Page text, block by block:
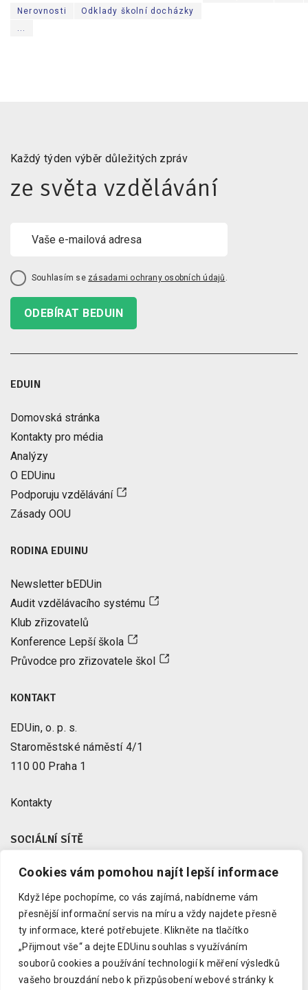
Cookies vám pomohou najít lepší informace
Když lépe pochopíme, co vás zajímá, nabídneme vám
přesnější informační servis na míru a vždy najdete přesně
ty informace, které potřebujete.
Klikněte na tlačítko
„Přijmout vše“ a dejte EDUinu souhlas s využíváním
souborů cookies a používání technologií k měření výsledků
vašeho brouzdání nebo k přizpůsobení webové stránky k
Nerovnosti
Odklady školní docházky
...
Každý týden výběr důležitých zpráv
ze světa vzdělávání
Souhlasím se zásadami ochrany osobních údajů .
ODEBÍRAT BEDUIN
EDUIN
Domovská stránka
Kontakty pro média
Analýzy
O EDUinu
Podporuju vzdělávání
Zásady OOU
RODINA EDUINU
Newsletter bEDUin
Audit vzdělávacího systému
Klub zřizovatelů
Konference Lepší škola
Průvodce pro zřizovatele škol
KONTAKT
EDUin, o. p. s.
Staroměstské náměstí 4/1
110 00 Praha 1
Kontakty
SOCIÁLNÍ SÍTĚ
Facebook
Instagram
Youtube
LinkedIn